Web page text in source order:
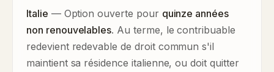
Italie — Option ouverte pour quinze années
non renouvelables. Au terme, le contribuable
redevient redevable de droit commun s'il
maintient sa résidence italienne, ou doit quitter